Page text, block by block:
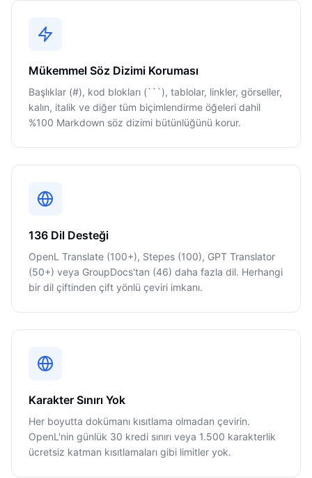
Mükemmel Söz Dizimi Koruması
Başlıklar (#), kod blokları (```), tablolar, linkler, görseller,
kalın, italik ve diğer tüm biçimlendirme öğeleri dahil
%100 Markdown söz dizimi bütünlüğünü korur.
136 Dil Desteği
OpenL Translate (100+), Stepes (100), GPT Translator
(50+) veya GroupDocs'tan (46) daha fazla dil. Herhangi
bir dil çiftinden çift yönlü çeviri imkanı.
Karakter Sınırı Yok
Her boyutta dokümanı kısıtlama olmadan çevirin.
OpenL'nin günlük 30 kredi sınırı veya 1.500 karakterlik
ücretsiz katman kısıtlamaları gibi limitler yok.